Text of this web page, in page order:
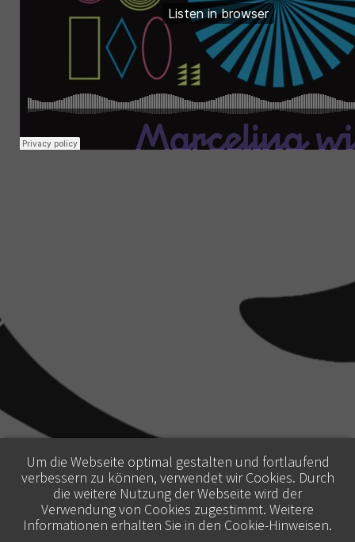
Um die Webseite optimal gestalten und fortlaufend
verbessern zu können, verwendet wir Cookies. Durch
die weitere Nutzung der Webseite wird der
Verwendung von Cookies zugestimmt. Weitere
Informationen erhalten Sie in den Cookie-Hinweisen.